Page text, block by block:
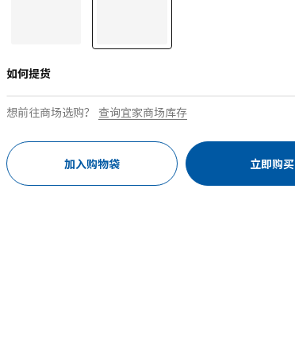
如何提货
想前往商场选购？ 查询宜家商场库存
加入购物袋 立即购买